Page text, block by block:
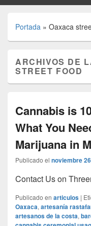
Portada » Oaxaca
ARCHIVOS DE
STREET FOOD
Cannabis is
What You
Marijuana in
Publicado el noviembre
Contact Us on
Publicado en articulos |
Oaxaca, artesanía
artesanos de la costa,